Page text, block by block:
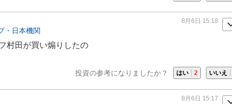
・日本機関
8月6日 15:18
村田が買い煽りしたの
投資の参考になりましたか？ はい 2 いいえ
8月6日 15:17